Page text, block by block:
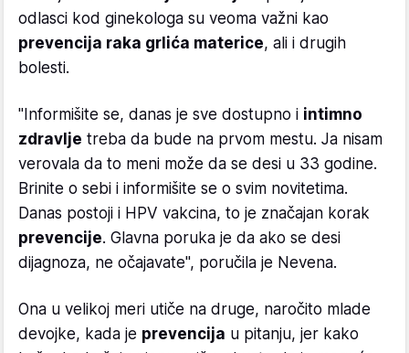
odlasci kod ginekologa su veoma važni kao
prevencija raka grlića materice, ali i drugih
bolesti.
"Informišite se, danas je sve dostupno i intimno
zdravlje treba da bude na prvom mestu. Ja nisam
verovala da to meni može da se desi u 33 godine.
Brinite o sebi i informišite se o svim novitetima.
Danas postoji i HPV vakcina, to je značajan korak
prevencije. Glavna poruka je da ako se desi
dijagnoza, ne očajavate", poručila je Nevena.
Ona u velikoj meri utiče na druge, naročito mlade
devojke, kada je prevencija u pitanju, jer kako